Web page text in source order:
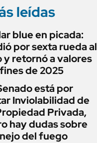
leídas
blue en picada:
por sexta rueda al
y retornó a valores
de 2025
está por
Inviolabilidad de
Privada,
hay dudas sobre
del fuego